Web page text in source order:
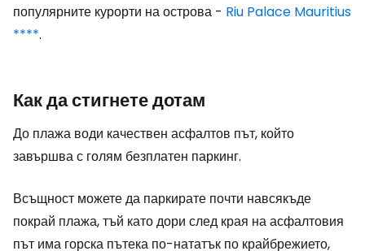
популярните курорти на острова - Riu Palace Mauritius
****.
Как да стигнете дотам
До плажа води качествен асфалтов път, който
завършва с голям безплатен паркинг.
Всъщност можете да паркирате почти навсякъде
покрай плажа, тъй като дори след края на асфалтовия
път има горска пътека по-нататък по крайбрежието,